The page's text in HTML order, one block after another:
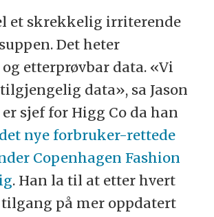
et skrekkelig irriterende
Det heter
etterprøvbar data. «Vi
data», sa Jason
sjef for Higg Co da han
nye forbruker-rettede
Copenhagen Fashion
. Han la til at etter hvert
på mer oppdatert